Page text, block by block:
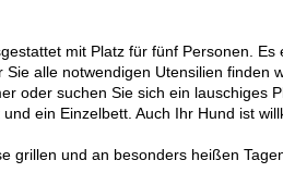
mit Platz für fünf Personen.
alle notwendigen Utensilien
oder suchen Sie sich ein lauschiges
ein Einzelbett. Auch Ihr Hund ist
grillen und an besonders heißen